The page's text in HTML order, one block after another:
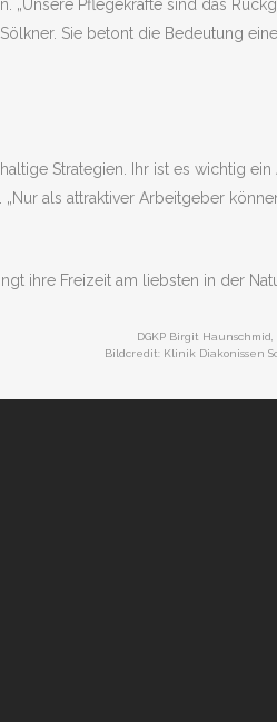
„Unsere Pflegekräfte sind das
Sie betont die Bedeutung
Strategien. Ihr ist es wichtig
als attraktiver Arbeitgeber
ihre Freizeit am liebsten in der
DGKP Birgit Haunschmid,
Bildcredit: Klinik Diakonissen